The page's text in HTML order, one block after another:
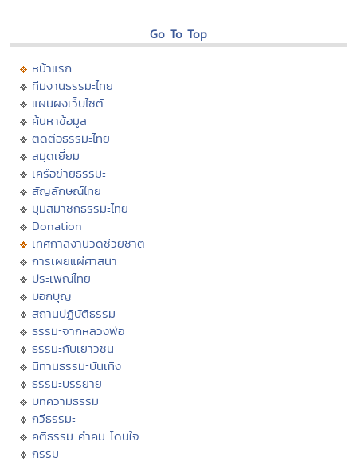
Go To Top
หน้าแรก
ทีมงานธรรมะไทย
แผนผังเว็บไซต์
ค้นหาข้อมูล
ติดต่อธรรมะไทย
สมุดเยี่ยม
เครือข่ายธรรมะ
สัญลักษณ์ไทย
มุมสมาชิกธรรมะไทย
Donation
เทศกาลงานวัดช่วยชาติ
การเผยแผ่ศาสนา
ประเพณีไทย
บอกบุญ
สถานปฏิบัติธรรม
ธรรมะจากหลวงพ่อ
ธรรมะกับเยาวชน
นิทานธรรมะบันเทิง
ธรรมะบรรยาย
บทความธรรมะ
กวีธรรมะ
คติธรรม คำคม โดนใจ
กรรม